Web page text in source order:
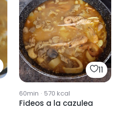
11
60min · 570 kcal
Fideos a la cazulea